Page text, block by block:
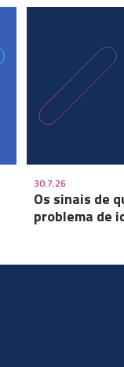
30.7.26
Os sinais de
problema de